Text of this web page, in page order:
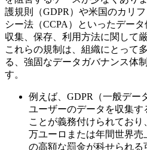
護規則（GDPR）や米国のカリ
シー法（CCPA）といったデー
収集、保存、利用方法に関して
これらの規制は、組織にとって
る、強固なデータガバナンス体
す。
例えば、GDPR（一般デー
ユーザーのデータを収集
ことが義務付けられてお
万ユーロまたは年間世界
の高額な罰金が科せられ